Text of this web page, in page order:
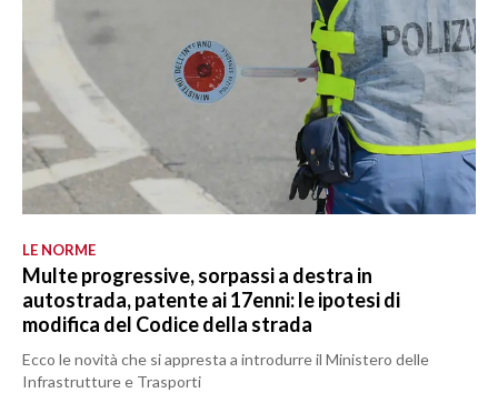
LE NORME
Multe progressive, sorpassi a destra in
autostrada, patente ai 17enni: le ipotesi di
modifica del Codice della strada
Ecco le novità che si appresta a introdurre il Ministero delle
Infrastrutture e Trasporti